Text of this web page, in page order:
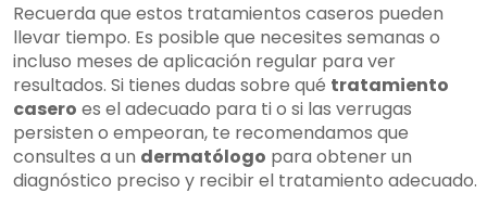
Recuerda que estos tratamientos caseros pueden
llevar tiempo. Es posible que necesites semanas o
incluso meses de aplicación regular para ver
resultados. Si tienes dudas sobre qué tratamiento
casero es el adecuado para ti o si las verrugas
persisten o empeoran, te recomendamos que
consultes a un dermatólogo para obtener un
diagnóstico preciso y recibir el tratamiento adecuado.